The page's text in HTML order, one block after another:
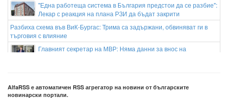
"Една работеща система в България предстои да се разбие":
Лекар с реакция на плана РЗИ да бъдат закрити
Разбиха схема във ВиК-Бургас: Трима са задържани, обвиняват ги в
търговия с влияние
Главният секретар на МВР: Няма данни за внос на
AlfaRSS е автоматичен RSS агрегатор на новини от българските
новинарски портали.